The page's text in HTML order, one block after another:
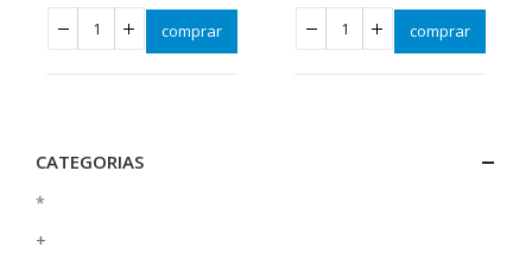
comprar comprar
CATEGORIAS
*
+